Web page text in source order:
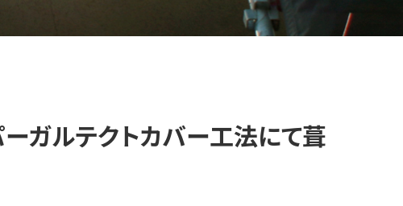
ガルテクトカバー工法にて葺